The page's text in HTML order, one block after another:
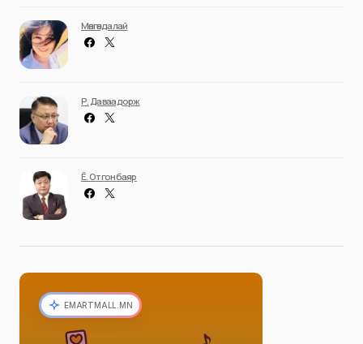
Мөнгөндалай
Р. Даваадорж
Ё. Отгонбаяр
EMARTMALL.MN